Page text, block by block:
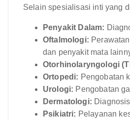
Selain spesialisasi inti yang
Penyakit Dalam:
Oftalmologi:
dan penyakit mata
Otorhinolaryngologi
Ortopedi: Pengobatan
Urologi: Pengobatan
Dermatologi:
Psikiatri: Pelayanan